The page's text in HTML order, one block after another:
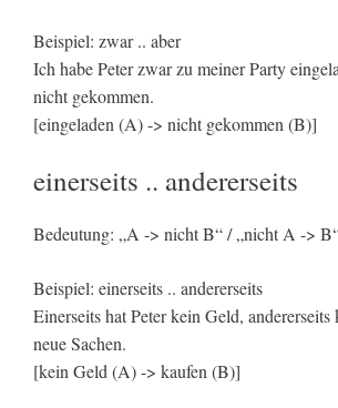
Beispiel: zwar .. aber
Ich habe Peter zwar zu meiner Party
nicht gekommen.
[eingeladen (A) -> nicht gekommen (B)]
einerseits .. andererseits
Bedeutung: „A -> nicht B“ / „nicht A ->
Beispiel: einerseits .. andererseits
Einerseits hat Peter kein Geld,
neue Sachen.
[kein Geld (A) -> kaufen (B)]